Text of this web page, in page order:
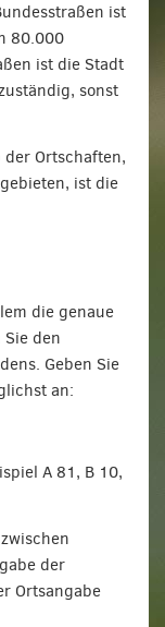
ist
80.000
ist die Stadt
sonst
Ortschaften,
ist die
die genaue
den
Geben Sie
an:
A 81, B 10,
der
Ortsangabe